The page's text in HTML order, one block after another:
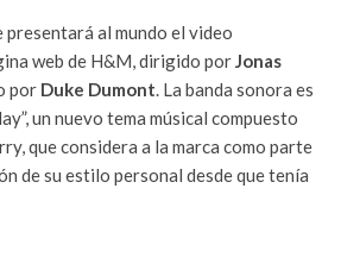
presentará al mundo el video
web de H&M, dirigido porJonas
por Duke Dumont. La banda sonora es
un nuevo tema músical compuesto
que considera a la marca como parte
de su estilo personal desde que tenía